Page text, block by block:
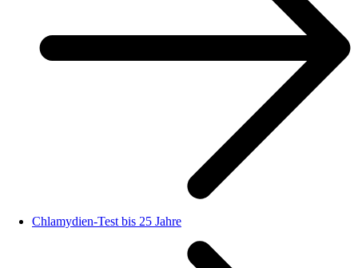
Chlamydien-Test bis 25 Jahre